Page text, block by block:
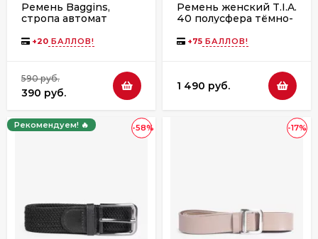
Ремень Baggins,
стропа автомат
+20 БАЛЛОВ!
590 руб.
390 руб.
Ремень женский T.I.A.
40 полусфера тёмно-
+75 БАЛЛОВ!
1 490 руб.
-58%
Рекомендуем! 🔥 -17%